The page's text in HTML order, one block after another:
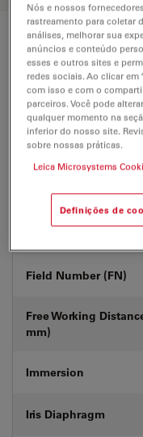
Technical Specs
Product Number
Correction Ring
Coverglass
Field Number (FN)
Free Working
mm)
Immersion
Iris Diaphragm
Nós e nossos
rastreamento para coletar
análises, melhorar sua
anúncios e conteúdo
esses e outros sites e
redes sociais. Ao clicar em
com isso e com o
parceiros. Você pode
qualquer momento na
inferior do nosso site.
sobre nossas práticas.
Leica Microsystems
Definições de